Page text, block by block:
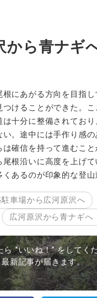
から青ナギ
根にあがる方向を目指し
つけることができた。
は十分に整備されており
い。途中には手作り感
確信を持って進むこと
尾根沿いに高度を上げ
あるのが印象的な登山
車場から広河原沢へ
広河原沢から青ナギへ
ら "いいね！" をしてく
最新記事が届きます。